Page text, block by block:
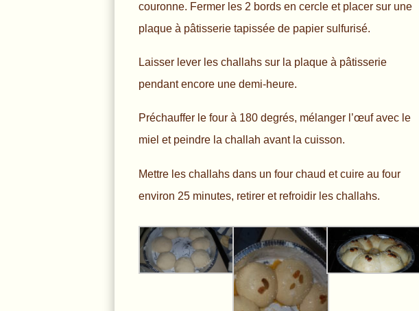
couronne. Fermer les 2 bords en cercle et placer sur une
plaque à pâtisserie tapissée de papier sulfurisé.
Laisser lever les challahs sur la plaque à pâtisserie
pendant encore une demi-heure.
Préchauffer le four à 180 degrés, mélanger l’œuf avec le
miel et peindre la challah avant la cuisson.
Mettre les challahs dans un four chaud et cuire au four
environ 25 minutes, retirer et refroidir les challahs.